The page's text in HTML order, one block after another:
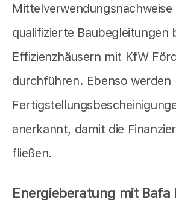
Mittelverwendungsnachweise
qualifizierte Baubegleitungen
Effizienzhäusern mit KfW
durchführen. Ebenso werden
anerkannt, damit die
fließen.
Energieberatung mit Bafa